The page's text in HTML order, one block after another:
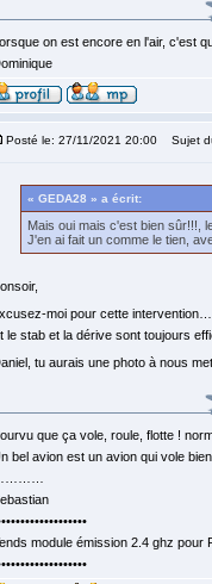
on est encore en l'air, c'est
Posté le: 27/11/2021 20:00 Sujet
« GEDA28 » a écrit:
Mais oui mais c'est bien sûr!!!,
J'en ai fait un comme le tien,
moi pour cette
le stab et la dérive sont toujours
tu aurais une photo à nous
que ça vole, roule, flotte !
bel avion est un avion qui vole
module émission 2.4 ghz